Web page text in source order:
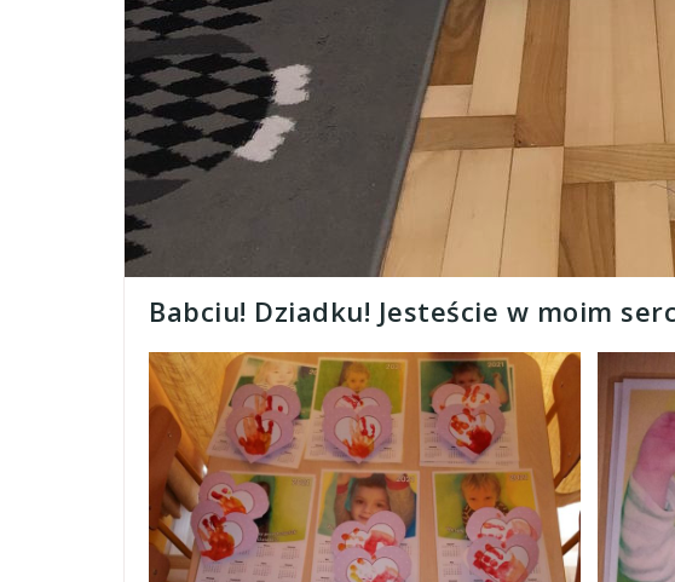
Babciu! Dziadku! Jesteście w moim